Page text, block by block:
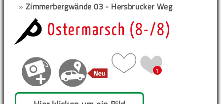
» Zimmerbergwände 03 - Hersbrucker Weg
Ostermarsch (8-/8)
1